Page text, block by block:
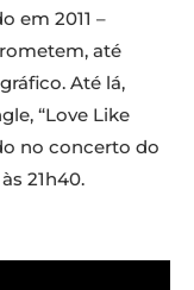
em 2011 –
até
Até lá,
“Love Like
no concerto do
21h40.